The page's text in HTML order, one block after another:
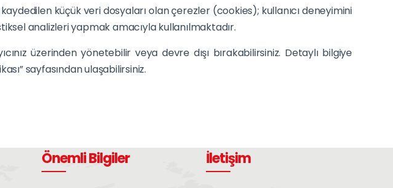
küçük veri dosyaları olan çerezler (cookies); kullanıcı deneyimini
analizleri yapmak amacıyla kullanılmaktadır.
üzerinden yönetebilir veya devre dışı bırakabilirsiniz. Detaylı bilgiye
sayfasından ulaşabilirsiniz.
Önemli Bilgiler İletişim